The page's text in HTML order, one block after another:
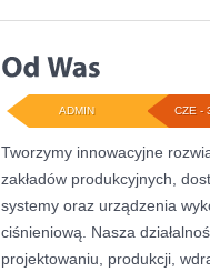
CZE -
ADMIN
Tworzymy innowacyjne
zakładów produkcyjnych,
systemy oraz urządzenia
ciśnieniową. Nasza
projektowaniu, produkcji,